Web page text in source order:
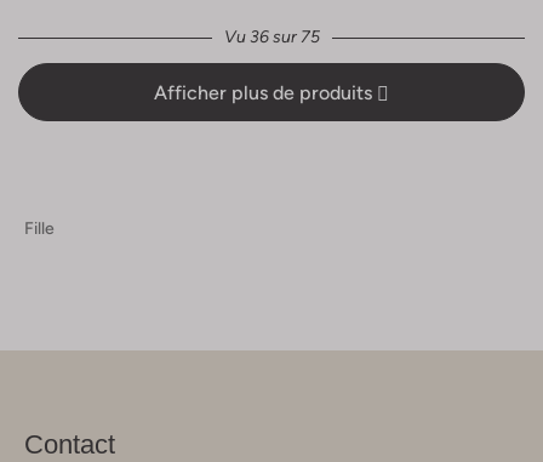
Vu 36 sur 75
Afficher plus de produits
Fille
Contact